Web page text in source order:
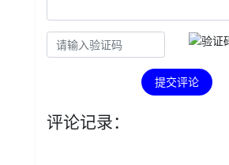
提交评论
评论记录：